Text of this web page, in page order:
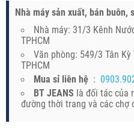
Nhà máy sản xuất, bán buôn,
Nhà máy: 31/3 Kênh
TPHCM
Văn phòng: 549/3 Tân Kỳ
TPHCM
Mua sỉ liên hệ :
BT JEANS là đối tác của
đường thời trang và các chợ